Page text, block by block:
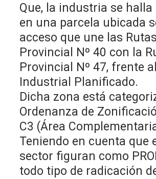
Que, la industria se
en una parcela ubicada
acceso que une las Rutas
Provincial Nº 40 con la
Provincial Nº 47, frente
Industrial Planificado.
Dicha zona está
Ordenanza de
C3 (Área
Teniendo en cuenta que
sector figuran como
todo tipo de radicación